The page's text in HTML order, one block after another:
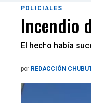
POLICIALES
Incendio
El hecho había
por REDACCIÓN